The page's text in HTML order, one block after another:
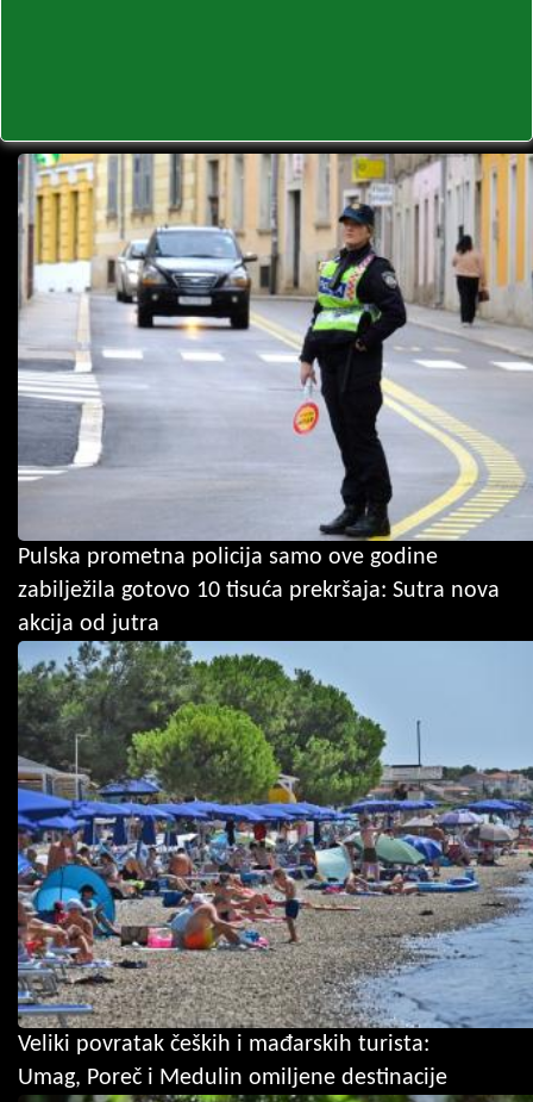
Pulska prometna policija samo ove godine
zabilježila gotovo 10 tisuća prekršaja: Sutra nova
akcija od jutra
Veliki povratak čeških i mađarskih turista:
Umag, Poreč i Medulin omiljene destinacije